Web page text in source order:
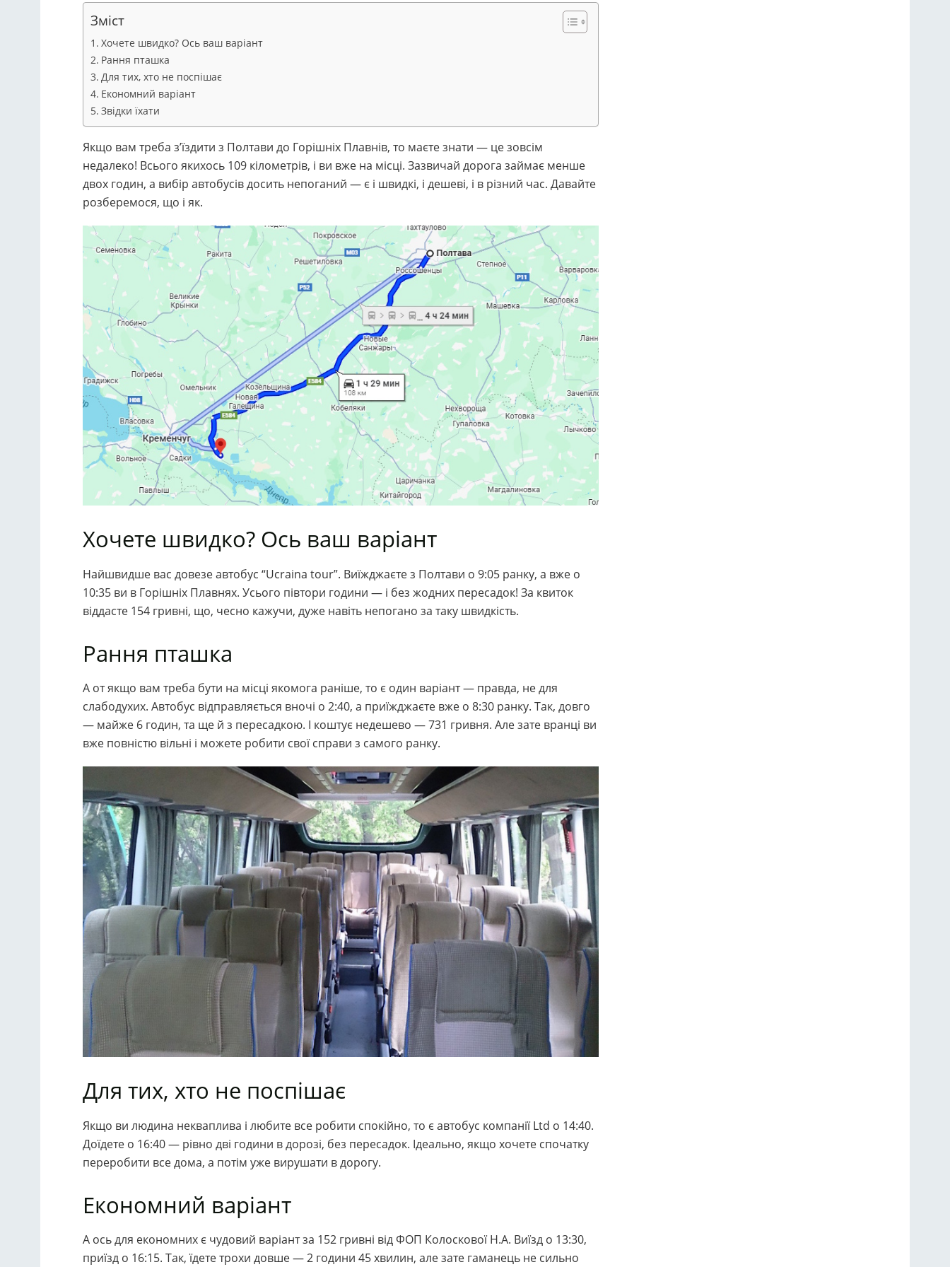
Зміст
Хочете швидко? Ось ваш варіант
Рання пташка
Для тих, хто не поспішає
Економний варіант
Звідки їхати
Якщо вам треба з’їздити з Полтави до Горішніх Плавнів, то маєте знати — це зовсім
недалеко! Всього якихось 109 кілометрів, і ви вже на місці. Зазвичай дорога займає менше
двох годин, а вибір автобусів досить непоганий — є і швидкі, і дешеві, і в різний час. Давайте
розберемося, що і як.
Хочете швидко? Ось ваш варіант
Найшвидше вас довезе автобус “Ucraina tour”. Виїжджаєте з Полтави о 9:05 ранку, а вже о
10:35 ви в Горішніх Плавнях. Усього півтори години — і без жодних пересадок! За квиток
віддасте 154 гривні, що, чесно кажучи, дуже навіть непогано за таку швидкість.
Рання пташка
А от якщо вам треба бути на місці якомога раніше, то є один варіант — правда, не для
слабодухих. Автобус відправляється вночі о 2:40, а приїжджаєте вже о 8:30 ранку. Так, довго
— майже 6 годин, та ще й з пересадкою. І коштує недешево — 731 гривня. Але зате вранці ви
вже повністю вільні і можете робити свої справи з самого ранку.
Для тих, хто не поспішає
Якщо ви людина некваплива і любите все робити спокійно, то є автобус компанії Ltd о 14:40.
Доїдете о 16:40 — рівно дві години в дорозі, без пересадок. Ідеально, якщо хочете спочатку
переробити все дома, а потім уже вирушати в дорогу.
Економний варіант
А ось для економних є чудовий варіант за 152 гривні від ФОП Колоскової Н.А. Виїзд о 13:30,
приїзд о 16:15. Так, їдете трохи довше — 2 години 45 хвилин, але зате гаманець не сильно